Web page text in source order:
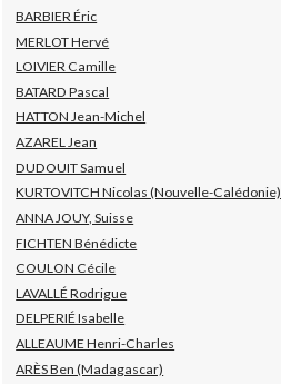
BARBIER Éric
MERLOT Hervé
LOIVIER Camille
BATARD Pascal
HATTON Jean-Michel
AZAREL Jean
DUDOUIT Samuel
KURTOVITCH Nicolas (Nouvelle-Calédonie)
ANNA JOUY, Suisse
FICHTEN Bénédicte
COULON Cécile
LAVALLÉ Rodrigue
DELPERIÉ Isabelle
ALLEAUME Henri-Charles
ARÈS Ben (Madagascar)